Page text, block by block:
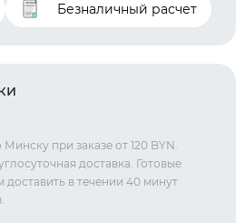
Безналичный расчет
при заказе от 120 BYN.
доставка. Готовые
доставить в течении 40 минут